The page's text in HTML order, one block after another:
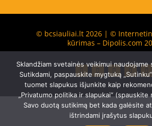
© bcsiauliai.lt 2026 | ©
kūrimas – Dipolis.com
Sklandžiam svetainės veikimui
Sutikdami, paspauskite mygtuką
tuomet slapukus išjunkite kaip
„Privatumo politika ir slapukai“ (spauskite
Savo duotą sutikimą bet kada galėsite
ištrindami įrašytus